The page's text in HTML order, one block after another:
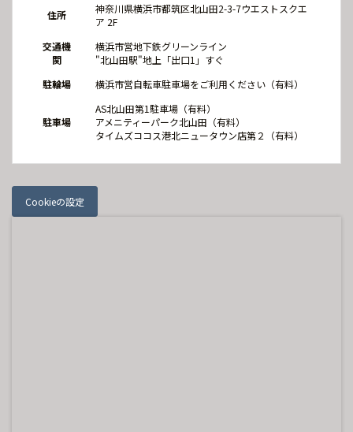
住所
神奈川県横浜市都筑区北山田2-3-7ウエストスクエ
ア 2F
交通機
関
横浜市営地下鉄グリーンライン
"北山田駅"地上「出口1」すぐ
駐輪場
横浜市営自転車駐車場をご利用ください（有料）
駐車場
AS北山田第1駐車場（有料）
アメニティーパーク北山田（有料）
タイムズココス港北ニュータウン店第２（有料）
Cookieの設定